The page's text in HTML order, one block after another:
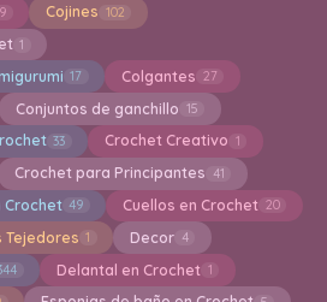
Cojines 102
1
17 Colgantes 27
Conjuntos de ganchillo 15
33 Crochet Creativo 1
Crochet para Principantes 41
Crochet 49 Cuellos en Crochet 20
Tejedores 1 Decor 4
Delantal en Crochet 1